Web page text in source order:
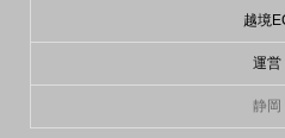
越境
運営
静岡